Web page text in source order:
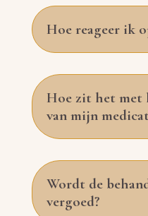
Hoe reageer ik
Hoe zit het met
van mijn
Wordt de
vergoed?